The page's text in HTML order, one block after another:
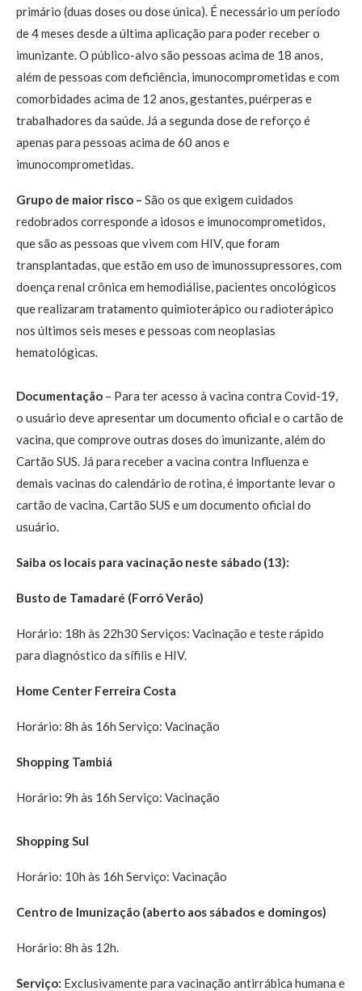
primário (duas doses ou dose única). É necessário um período
de 4 meses desde a última aplicação para poder receber o
imunizante. O público-alvo são pessoas acima de 18 anos,
além de pessoas com deficiência, imunocomprometidas e com
comorbidades acima de 12 anos, gestantes, puérperas e
trabalhadores da saúde. Já a segunda dose de reforço é
apenas para pessoas acima de 60 anos e
imunocomprometidas.
Grupo de maior risco – São os que exigem cuidados
redobrados corresponde a idosos e imunocomprometidos,
que são as pessoas que vivem com HIV, que foram
transplantadas, que estão em uso de imunossupressores, com
doença renal crônica em hemodiálise, pacientes oncológicos
que realizaram tratamento quimioterápico ou radioterápico
nos últimos seis meses e pessoas com neoplasias
hematológicas.
Documentação – Para ter acesso à vacina contra Covid-19,
o usuário deve apresentar um documento oficial e o cartão de
vacina, que comprove outras doses do imunizante, além do
Cartão SUS. Já para receber a vacina contra Influenza e
demais vacinas do calendário de rotina, é importante levar o
cartão de vacina, Cartão SUS e um documento oficial do
usuário.
Saiba os locais para vacinação neste sábado (13):
Busto de Tamadaré (Forró Verão)
Horário: 18h às 22h30 Serviços: Vacinação e teste rápido
para diagnóstico da sífilis e HIV.
Home Center Ferreira Costa
Horário: 8h às 16h Serviço: Vacinação
Shopping Tambiá
Horário: 9h às 16h Serviço: Vacinação
Shopping Sul
Horário: 10h às 16h Serviço: Vacinação
Centro de Imunização (aberto aos sábados e domingos)
Horário: 8h às 12h.
Serviço: Exclusivamente para vacinação antirrábica humana e